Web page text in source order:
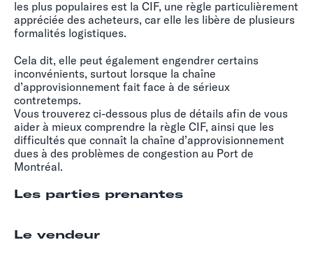
les plus populaires est la CIF, une règle particulièrement
appréciée des acheteurs, car elle les libère de plusieurs
formalités logistiques.
Cela dit, elle peut également engendrer certains
inconvénients, surtout lorsque la chaîne
d’approvisionnement fait face à de sérieux
contretemps.
Vous trouverez ci-dessous plus de détails afin de vous
aider à mieux comprendre la règle CIF, ainsi que les
difficultés que connaît la chaîne d’approvisionnement
dues à des problèmes de congestion au Port de
Montréal.
Les parties prenantes
Le vendeur